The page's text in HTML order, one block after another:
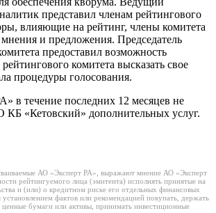
представил членам рейтингового
влияющие на рейтинг, члены комитета
и предложения. Председатель
предоставил возможность
комитета высказать свое
процедуры голосования.
в течение последних 12 месяцев не
«Кетовский» дополнительных услуг.
АО «Эксперт РА», выражают мнение АО «Эксперт
рейтингуемого лица (эмитента) исполнять принятые на
и (или) о кредитном риске его отдельных финансовых
установлением фактов или рекомендацией покупать, держать
ценные бумаги или активы, принимать инвестиционные